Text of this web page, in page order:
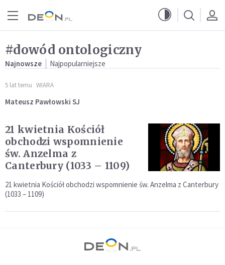
#dowód ontologiczny
Najnowsze Najpopularniejsze
5 lat temu WIARA
Mateusz Pawłowski SJ
21 kwietnia Kościół
obchodzi wspomnienie
św. Anzelma z
Canterbury (1033 – 1109)
21 kwietnia Kościół obchodzi wspomnienie św. Anzelma z Canterbury
(1033 – 1109)